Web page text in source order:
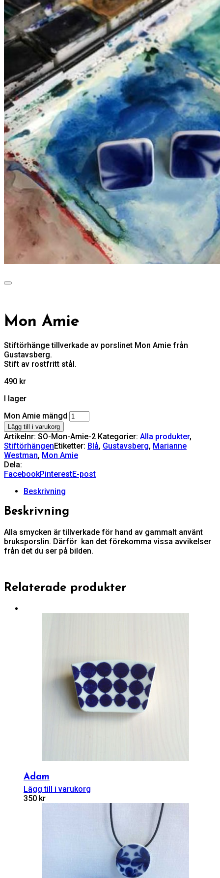
Mon Amie
Stiftörhänge tillverkade av porslinet Mon Amie från
Gustavsberg.
Stift av rostfritt stål.
490 kr
I lager
Mon Amie mängd
Lägg till i varukorg
Artikelnr: SO-Mon-Amie-2 Kategorier: Alla produkter,
StiftörhängenEtiketter: Blå, Gustavsberg, Marianne
Westman, Mon Amie
Dela:
FacebookPinterestE-post
Beskrivning
Beskrivning
Alla smycken är tillverkade för hand av gammalt använt
bruksporslin. Därför kan det förekomma vissa avvikelser
från det du ser på bilden.
Relaterade produkter
Adam
Lägg till i varukorg
350 kr